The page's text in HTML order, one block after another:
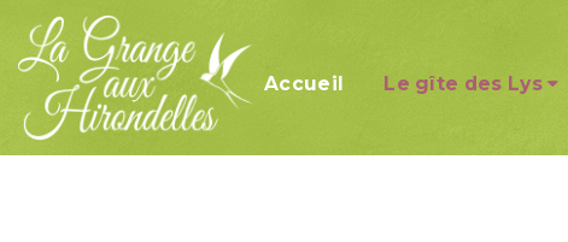
Accueil Le gîte des Lys